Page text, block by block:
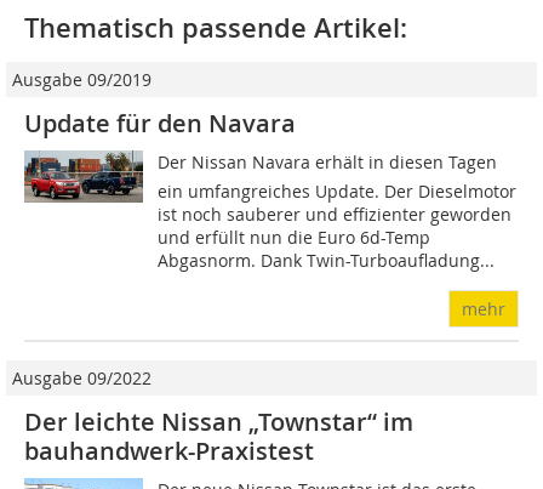
Thematisch passende Artikel:
Ausgabe 09/2019
Update für den Navara
Der Nissan Navara erhält in diesen Tagen
ein umfangreiches Update. Der Dieselmotor
ist noch sauberer und effizienter geworden
und erfüllt nun die Euro 6d-Temp
Abgasnorm. Dank Twin-Turboaufladung...
mehr
Ausgabe 09/2022
Der leichte Nissan „Townstar“ im
bauhandwerk-Praxistest